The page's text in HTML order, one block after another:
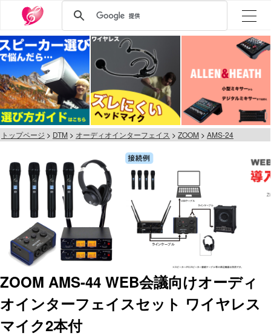
トップページ DTM オーディオインターフェイス ZOOM AMS-24
ZOOM AMS-44 WEB会議向けオーディ
オインターフェイスセット ワイヤレス
マイク2本付